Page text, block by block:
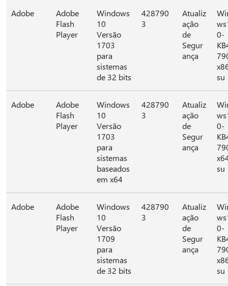
Adobe
Adobe
Flash
Player
Windows
10
Versão
1703
para
sistemas
de 32 bits
428790
3
Atualiz
ação
de
Segur
ança
0-
su
Adobe
Adobe
Flash
Player
Windows
10
Versão
1703
para
sistemas
baseados
em x64
428790
3
Atualiz
ação
de
Segur
ança
0-
su
Adobe
Adobe
Flash
Player
Windows
10
Versão
1709
para
sistemas
de 32 bits
428790
3
Atualiz
ação
de
Segur
ança
0-
su